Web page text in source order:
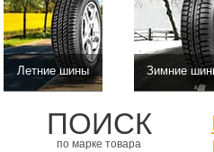
Летние шины Зимние
ПОИСК
по марке товара